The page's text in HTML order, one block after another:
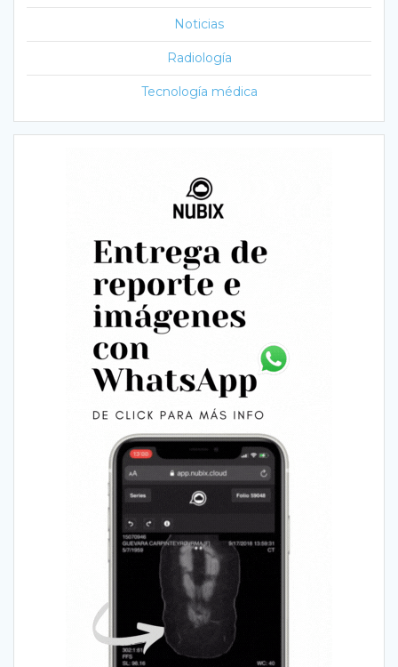
Noticias
Radiología
Tecnología médica